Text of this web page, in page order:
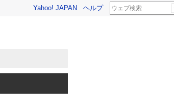
Yahoo! JAPAN ヘルプ